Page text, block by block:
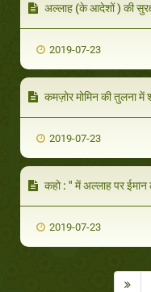
अल्लाह (के आदेशों ) की
2019-07-23
कमज़ोर मोमिन की तुलना में शक्ति
2019-07-23
कहो : " में अल्लाह पर ईमान
2019-07-23